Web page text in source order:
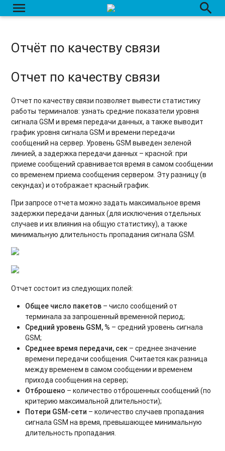
menu
Отчёт по качеству вождения
Отчёт по действиям с датчиком доп. оборудования
Отчет по трассировке датчиков
Отчёт по маршрутам
Отчёт по заданиям
Отчёт по рабочему времени
Отчёт по сменам
Отчет по агрозонам
Отчет по агрозонам - общие показатели
Отчёт по нарушениям
Отчёт по периодическим мероприятиям
Отчёт по выгрузке комбайнов
Отчёт по комбайнам - контроль ТС
Отчёт по спец. технике
Отчет по весам
Отчёт по контролю персонала (СКУД)
search
Отчёт по качеству связи
Отчет по качеству связи
Отчет по качеству связи позволяет вывести статистику
работы терминалов: узнать средние показатели уровня
сигнала GSM и время передачи данных, а также выводит
график уровня сигнала GSM и времени передачи
сообщений на сервер. Уровень GSM выведен зеленой
линией, а задержка передачи данных – красной: при
приеме сообщений сравнивается время в самом сообщении
со временем приема сообщения сервером. Эту разницу (в
секундах) и отображает красный график.
При запросе отчета можно задать максимальное время
задержки передачи данных (для исключения отдельных
случаев и их влияния на общую статистику), а также
минимальную длительность пропадания сигнала GSM.
Отчет состоит из следующих полей:
Общее число пакетов – число сообщений от
терминала за запрошенный временной период;
Средний уровень GSM, % – средний уровень сигнала
GSM;
Среднее время передачи, сек – среднее значение
времени передачи сообщения. Считается как разница
между временем в самом сообщении и временем
прихода сообщения на сервер;
Отброшено – количество отброшенных сообщений (по
критерию максимальной длительности);
Потери GSM-сети – количество случаев пропадания
сигнала GSM на время, превышающее минимальную
длительность пропадания.